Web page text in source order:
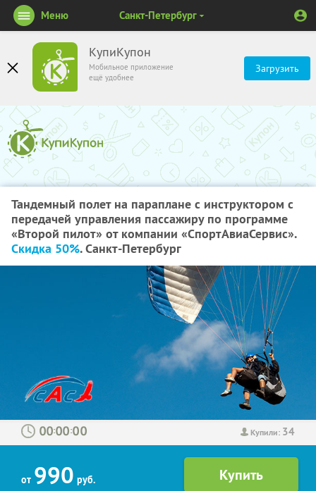
КупиКупон
Мобильное приложение
ещё удобнее
Загрузить
Меню Санкт-Петербург
Тандемный полет на параплане с инструктором с
передачей управления пассажиру по программе
«Второй пилот» от компании «СпортАвиаСервис».
Скидка 50%. Санкт-Петербург
Купили: 34
: :
от 990 руб.